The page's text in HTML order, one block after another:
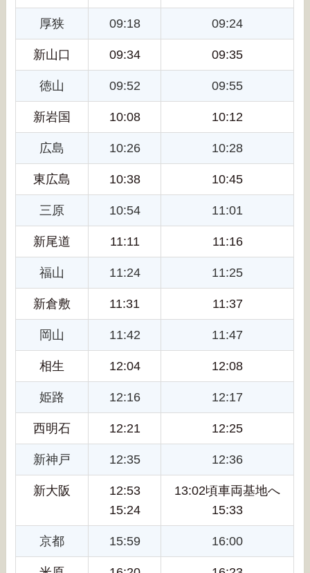
厚狭 09:18 09:24
新山口 09:34 09:35
徳山 09:52 09:55
新岩国 10:08 10:12
広島 10:26 10:28
東広島 10:38 10:45
三原 10:54 11:01
新尾道 11:11 11:16
福山 11:24 11:25
新倉敷 11:31 11:37
岡山 11:42 11:47
相生 12:04 12:08
姫路 12:16 12:17
西明石 12:21 12:25
新神戸 12:35 12:36
新大阪
12:53
15:24
13:02頃車両基地へ
15:33
京都 15:59 16:00